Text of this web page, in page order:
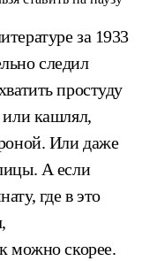
за 1933
следил
простуду
или кашлял,
Или даже
А если
где в это
можно скорее.